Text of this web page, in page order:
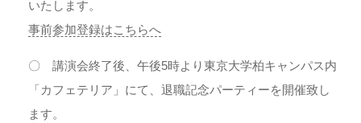
いたします。
事前参加登録はこちらへ
〇 講演会終了後、午後5時より東京大学柏キャンパス内
「カフェテリア」にて、退職記念パーティーを開催致し
ます。